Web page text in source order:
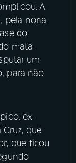
A
pela nona
do
mata-
um
para não
ex-
que
que ficou